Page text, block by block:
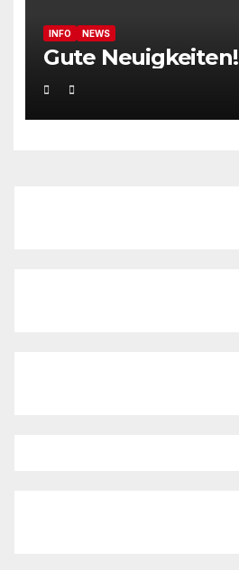
INFO NEWS
Gute Neuigkeiten!